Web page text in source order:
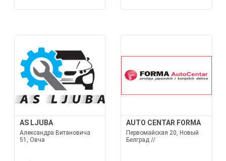
AS LJUBA
Александра Витановича
51, Овча
AUTO CENTAR FORMA
Первомайская 20, Новый
Белград //